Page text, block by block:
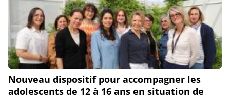
Nouveau dispositif pour accompagner les
adolescents de 12 à 16 ans en situation de